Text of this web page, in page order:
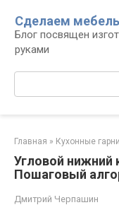
контенту
Сделаем
Блог посвящен
руками
Главная » Кухонные
Угловой нижний
Пошаговый
Дмитрий Черпашин